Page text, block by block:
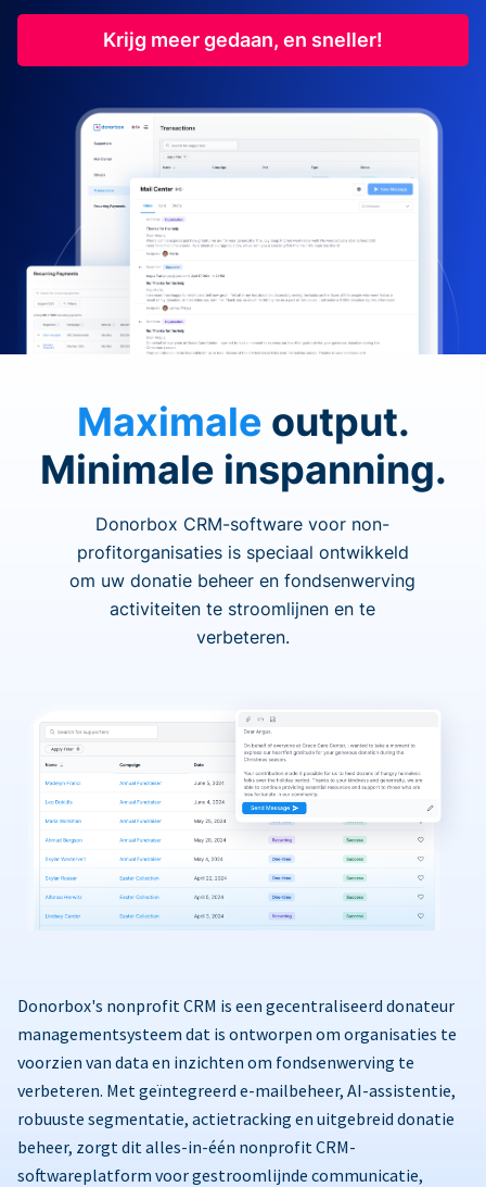
Krijg meer gedaan, en sneller!
Maximale output.
Minimale inspanning.
Donorbox CRM-software voor non-
profitorganisaties is speciaal ontwikkeld
om uw donatie beheer en fondsenwerving
activiteiten te stroomlijnen en te
verbeteren.
Donorbox's nonprofit CRM is een gecentraliseerd donateur
managementsysteem dat is ontworpen om organisaties te
voorzien van data en inzichten om fondsenwerving te
verbeteren. Met geïntegreerd e-mailbeheer, AI-assistentie,
robuuste segmentatie, actietracking en uitgebreid donatie
beheer, zorgt dit alles-in-één nonprofit CRM-
softwareplatform voor gestroomlijnde communicatie,